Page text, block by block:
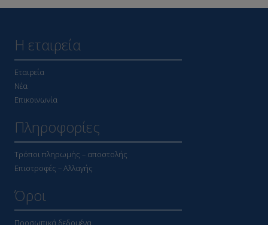
Η εταιρεία
Εταιρεία
Νέα
Επικοινωνία
Πληροφορίες
Τρόποι πληρωμής – αποστολής
Επιστροφές – Αλλαγής
Όροι
Προσωπικά δεδομένα